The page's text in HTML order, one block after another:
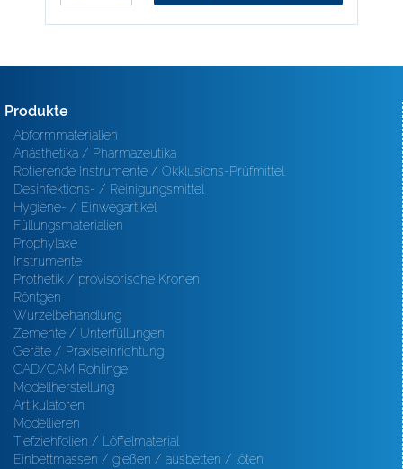
Produkte
Abformmaterialien
Anästhetika / Pharmazeutika
Rotierende Instrumente / Okklusions-Prüfmittel
Desinfektions- / Reinigungsmittel
Hygiene- / Einwegartikel
Füllungsmaterialien
Prophylaxe
Instrumente
Prothetik / provisorische Kronen
Röntgen
Wurzelbehandlung
Zemente / Unterfüllungen
Geräte / Praxiseinrichtung
CAD/CAM Rohlinge
Modellherstellung
Artikulatoren
Modellieren
Tiefziehfolien / Löffelmaterial
Einbettmassen / gießen / ausbetten / löten